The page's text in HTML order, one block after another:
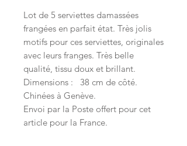
Lot de 5 serviettes damassées
frangées en parfait état. Très jolis
motifs pour ces serviettes, originales
avec leurs franges. Très belle
qualité, tissu doux et brillant.
Dimensions : 38 cm de côté.
Chinées à Genève.
Envoi par la Poste offert pour cet
article pour la France.